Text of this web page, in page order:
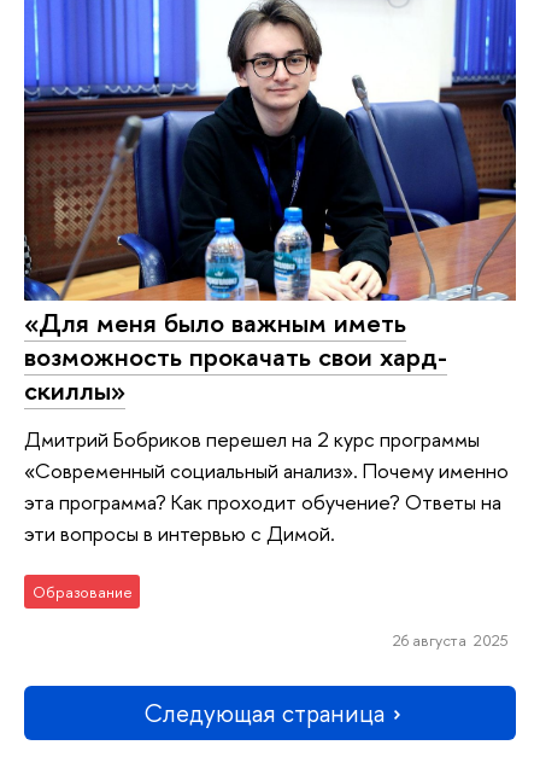
«Для меня было важным иметь
возможность прокачать свои хард-
скиллы»
Дмитрий Бобриков перешел на 2 курс программы
«Современный социальный анализ». Почему именно
эта программа? Как проходит обучение? Ответы на
эти вопросы в интервью с Димой.
Образование
26 августа 2025
Следующая страница